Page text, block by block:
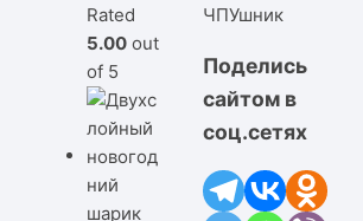
Rated
5.00 out
of 5
ЧПУшник
Поделись
сайтом в
соц.сетях